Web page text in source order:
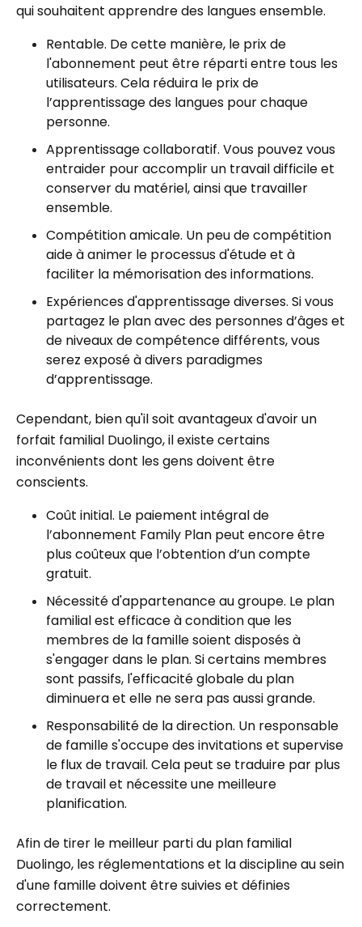
qui souhaitent apprendre des langues ensemble.
Rentable. De cette manière, le prix de
l'abonnement peut être réparti entre tous les
utilisateurs. Cela réduira le prix de
l’apprentissage des langues pour chaque
personne.
Apprentissage collaboratif. Vous pouvez vous
entraider pour accomplir un travail difficile et
conserver du matériel, ainsi que travailler
ensemble.
Compétition amicale. Un peu de compétition
aide à animer le processus d'étude et à
faciliter la mémorisation des informations.
Expériences d'apprentissage diverses. Si vous
partagez le plan avec des personnes d’âges et
de niveaux de compétence différents, vous
serez exposé à divers paradigmes
d’apprentissage.
Cependant, bien qu'il soit avantageux d'avoir un
forfait familial Duolingo, il existe certains
inconvénients dont les gens doivent être
conscients.
Coût initial. Le paiement intégral de
l’abonnement Family Plan peut encore être
plus coûteux que l’obtention d’un compte
gratuit.
Nécessité d'appartenance au groupe. Le plan
familial est efficace à condition que les
membres de la famille soient disposés à
s'engager dans le plan. Si certains membres
sont passifs, l'efficacité globale du plan
diminuera et elle ne sera pas aussi grande.
Responsabilité de la direction. Un responsable
de famille s'occupe des invitations et supervise
le flux de travail. Cela peut se traduire par plus
de travail et nécessite une meilleure
planification.
Afin de tirer le meilleur parti du plan familial
Duolingo, les réglementations et la discipline au sein
d'une famille doivent être suivies et définies
correctement.